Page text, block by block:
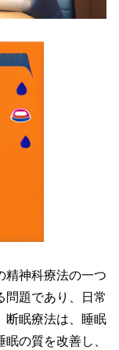
精神科療法の一つ
問題であり、日常
断眠療法は、睡眠
の質を改善し、